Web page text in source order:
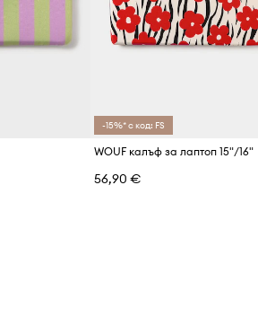
-15%* с код: FS
WOUF калъф за лаптоп 15"/16"
56,90 €